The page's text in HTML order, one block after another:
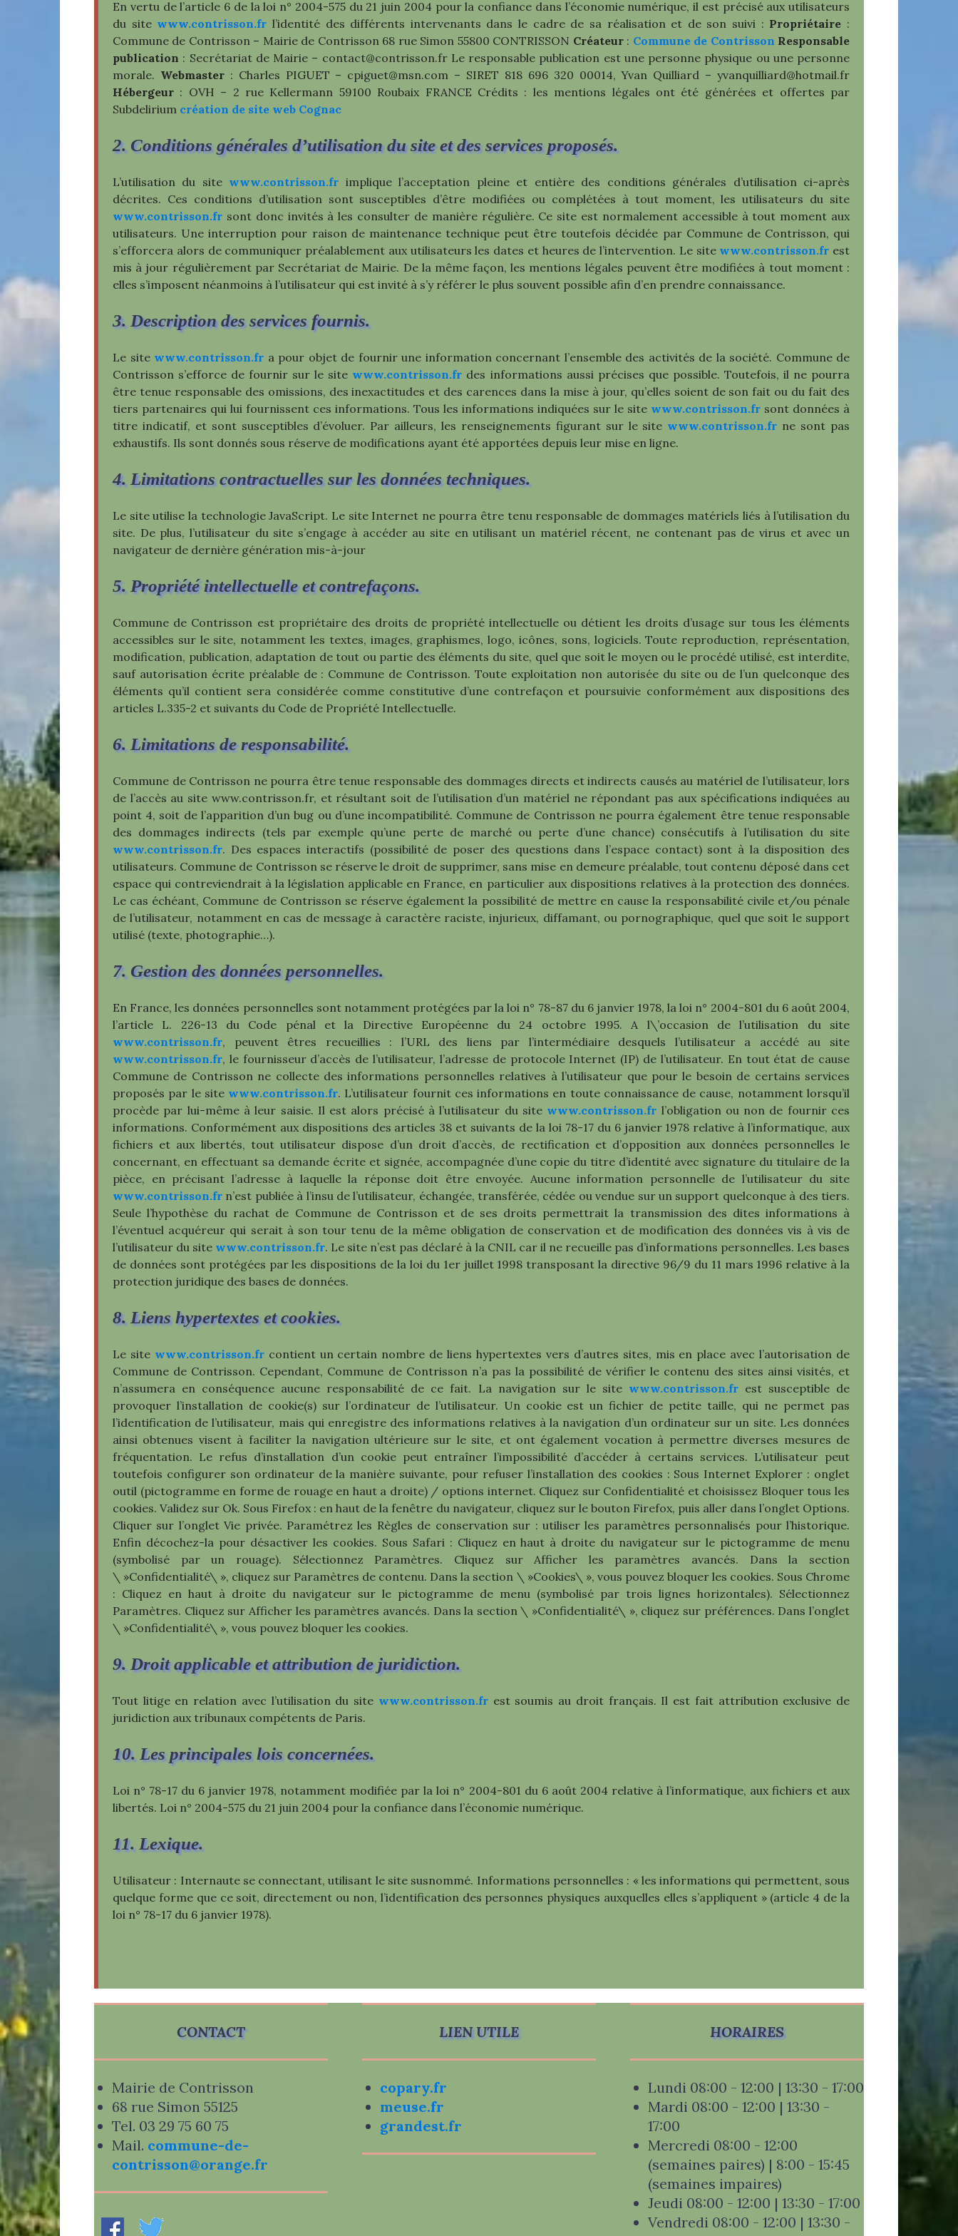
En vertu de l’article 6 de la loi n° 2004-575 du 21 juin 2004 pour la confiance dans l’économie numérique, il est précisé aux utilisateurs
du site www.contrisson.fr l’identité des différents intervenants dans le cadre de sa réalisation et de son suivi : Propriétaire :
Commune de Contrisson – Mairie de Contrisson 68 rue Simon 55800 CONTRISSON Créateur: Commune de Contrisson Responsable
publication : Secrétariat de Mairie – contact@contrisson.fr Le responsable publication est une personne physique ou une personne
morale. Webmaster: Charles PIGUET – cpiguet@msn.com – SIRET 818 696 320 00014, Yvan Quilliard – yvanquilliard@hotmail.fr
Hébergeur : OVH – 2 rue Kellermann 59100 Roubaix FRANCE Crédits : les mentions légales ont été générées et offertes par
Subdelirium création de site web Cognac
2. Conditions générales d’utilisation du site et des services proposés.
L’utilisation du site www.contrisson.fr implique l’acceptation pleine et entière des conditions générales d’utilisation ci-après
décrites. Ces conditions d’utilisation sont susceptibles d’être modifiées ou complétées à tout moment, les utilisateurs du site
www.contrisson.fr sont donc invités à les consulter de manière régulière. Ce site est normalement accessible à tout moment aux
utilisateurs. Une interruption pour raison de maintenance technique peut être toutefois décidée par Commune de Contrisson, qui
s’efforcera alors de communiquer préalablement aux utilisateurs les dates et heures de l’intervention. Le site www.contrisson.fr est
mis à jour régulièrement par Secrétariat de Mairie. De la même façon, les mentions légales peuvent être modifiées à tout moment :
elles s’imposent néanmoins à l’utilisateur qui est invité à s’y référer le plus souvent possible afin d’en prendre connaissance.
3. Description des services fournis.
Le site www.contrisson.fr a pour objet de fournir une information concernant l’ensemble des activités de la société. Commune de
Contrisson s’efforce de fournir sur le site www.contrisson.fr des informations aussi précises que possible. Toutefois, il ne pourra
être tenue responsable des omissions, des inexactitudes et des carences dans la mise à jour, qu’elles soient de son fait ou du fait des
tiers partenaires qui lui fournissent ces informations. Tous les informations indiquées sur le site www.contrisson.fr sont données à
titre indicatif, et sont susceptibles d’évoluer. Par ailleurs, les renseignements figurant sur le site www.contrisson.fr ne sont pas
exhaustifs. Ils sont donnés sous réserve de modifications ayant été apportées depuis leur mise en ligne.
4. Limitations contractuelles sur les données techniques.
Le site utilise la technologie JavaScript. Le site Internet ne pourra être tenu responsable de dommages matériels liés à l’utilisation du
site. De plus, l’utilisateur du site s’engage à accéder au site en utilisant un matériel récent, ne contenant pas de virus et avec un
navigateur de dernière génération mis-à-jour
5. Propriété intellectuelle et contrefaçons.
Commune de Contrisson est propriétaire des droits de propriété intellectuelle ou détient les droits d’usage sur tous les éléments
accessibles sur le site, notamment les textes, images, graphismes, logo, icônes, sons, logiciels. Toute reproduction, représentation,
modification, publication, adaptation de tout ou partie des éléments du site, quel que soit le moyen ou le procédé utilisé, est interdite,
sauf autorisation écrite préalable de : Commune de Contrisson. Toute exploitation non autorisée du site ou de l’un quelconque des
éléments qu’il contient sera considérée comme constitutive d’une contrefaçon et poursuivie conformément aux dispositions des
articles L.335-2 et suivants du Code de Propriété Intellectuelle.
6. Limitations de responsabilité.
Commune de Contrisson ne pourra être tenue responsable des dommages directs et indirects causés au matériel de l’utilisateur, lors
de l’accès au site www.contrisson.fr, et résultant soit de l’utilisation d’un matériel ne répondant pas aux spécifications indiquées au
point 4, soit de l’apparition d’un bug ou d’une incompatibilité. Commune de Contrisson ne pourra également être tenue responsable
des dommages indirects (tels par exemple qu’une perte de marché ou perte d’une chance) consécutifs à l’utilisation du site
www.contrisson.fr. Des espaces interactifs (possibilité de poser des questions dans l’espace contact) sont à la disposition des
utilisateurs. Commune de Contrisson se réserve le droit de supprimer, sans mise en demeure préalable, tout contenu déposé dans cet
espace qui contreviendrait à la législation applicable en France, en particulier aux dispositions relatives à la protection des données.
Le cas échéant, Commune de Contrisson se réserve également la possibilité de mettre en cause la responsabilité civile et/ou pénale
de l’utilisateur, notamment en cas de message à caractère raciste, injurieux, diffamant, ou pornographique, quel que soit le support
utilisé (texte, photographie…).
7. Gestion des données personnelles.
En France, les données personnelles sont notamment protégées par la loi n° 78-87 du 6 janvier 1978, la loi n° 2004-801 du 6 août 2004,
l’article L. 226-13 du Code pénal et la Directive Européenne du 24 octobre 1995. A l\’occasion de l’utilisation du site
www.contrisson.fr, peuvent êtres recueillies : l’URL des liens par l’intermédiaire desquels l’utilisateur a accédé au site
www.contrisson.fr, le fournisseur d’accès de l’utilisateur, l’adresse de protocole Internet (IP) de l’utilisateur. En tout état de cause
Commune de Contrisson ne collecte des informations personnelles relatives à l’utilisateur que pour le besoin de certains services
proposés par le site www.contrisson.fr. L’utilisateur fournit ces informations en toute connaissance de cause, notamment lorsqu’il
procède par lui-même à leur saisie. Il est alors précisé à l’utilisateur du site www.contrisson.fr l’obligation ou non de fournir ces
informations. Conformément aux dispositions des articles 38 et suivants de la loi 78-17 du 6 janvier 1978 relative à l’informatique, aux
fichiers et aux libertés, tout utilisateur dispose d’un droit d’accès, de rectification et d’opposition aux données personnelles le
concernant, en effectuant sa demande écrite et signée, accompagnée d’une copie du titre d’identité avec signature du titulaire de la
pièce, en précisant l’adresse à laquelle la réponse doit être envoyée. Aucune information personnelle de l’utilisateur du site
www.contrisson.fr n’est publiée à l’insu de l’utilisateur, échangée, transférée, cédée ou vendue sur un support quelconque à des tiers.
Seule l’hypothèse du rachat de Commune de Contrisson et de ses droits permettrait la transmission des dites informations à
l’éventuel acquéreur qui serait à son tour tenu de la même obligation de conservation et de modification des données vis à vis de
l’utilisateur du site www.contrisson.fr. Le site n’est pas déclaré à la CNIL car il ne recueille pas d’informations personnelles. Les bases
de données sont protégées par les dispositions de la loi du 1er juillet 1998 transposant la directive 96/9 du 11 mars 1996 relative à la
protection juridique des bases de données.
8. Liens hypertextes et cookies.
Le site www.contrisson.frcontient un certain nombre de liens hypertextes vers d’autres sites, mis en place avec l’autorisation de
Commune de Contrisson. Cependant, Commune de Contrisson n’a pas la possibilité de vérifier le contenu des sites ainsi visités, et
n’assumera en conséquence aucune responsabilité de ce fait. La navigation sur le site www.contrisson.frest susceptible de
provoquer l’installation de cookie(s) sur l’ordinateur de l’utilisateur. Un cookie est un fichier de petite taille, qui ne permet pas
l’identification de l’utilisateur, mais qui enregistre des informations relatives à la navigation d’un ordinateur sur un site. Les données
ainsi obtenues visent à faciliter la navigation ultérieure sur le site, et ont également vocation à permettre diverses mesures de
fréquentation. Le refus d’installation d’un cookie peut entraîner l’impossibilité d’accéder à certains services. L’utilisateur peut
toutefois configurer son ordinateur de la manière suivante, pour refuser l’installation des cookies : Sous Internet Explorer : onglet
outil (pictogramme en forme de rouage en haut a droite) / options internet. Cliquez sur Confidentialité et choisissez Bloquer tous les
cookies. Validez sur Ok. Sous Firefox : en haut de la fenêtre du navigateur, cliquez sur le bouton Firefox, puis aller dans l’onglet Options.
Cliquer sur l’onglet Vie privée. Paramétrez les Règles de conservation sur : utiliser les paramètres personnalisés pour l’historique.
Enfin décochez-la pour désactiver les cookies. Sous Safari : Cliquez en haut à droite du navigateur sur le pictogramme de menu
(symbolisé par un rouage). Sélectionnez Paramètres. Cliquez sur Afficher les paramètres avancés. Dans la section
\ »Confidentialité\ », cliquez sur Paramètres de contenu. Dans la section \ »Cookies\ », vous pouvez bloquer les cookies. Sous Chrome
: Cliquez en haut à droite du navigateur sur le pictogramme de menu (symbolisé par trois lignes horizontales). Sélectionnez
Paramètres. Cliquez sur Afficher les paramètres avancés. Dans la section \ »Confidentialité\ », cliquez sur préférences. Dans l’onglet
\ »Confidentialité\ », vous pouvez bloquer les cookies.
9. Droit applicable et attribution de juridiction.
Tout litige en relation avec l’utilisation du site www.contrisson.frest soumis au droit français. Il est fait attribution exclusive de
juridiction aux tribunaux compétents de Paris.
10. Les principales lois concernées.
Loi n° 78-17 du 6 janvier 1978, notamment modifiée par la loi n° 2004-801 du 6 août 2004 relative à l’informatique, aux fichiers et aux
libertés. Loi n° 2004-575 du 21 juin 2004 pour la confiance dans l’économie numérique.
11. Lexique.
Utilisateur : Internaute se connectant, utilisant le site susnommé. Informations personnelles : « les informations qui permettent, sous
quelque forme que ce soit, directement ou non, l’identification des personnes physiques auxquelles elles s’appliquent » (article 4 de la
loi n° 78-17 du 6 janvier 1978).
CONTACT
Mairie de Contrisson
68 rue Simon 55125
Tel. 03 29 75 60 75
Mail. commune-de-
contrisson@orange.fr
LIEN UTILE
copary.fr
meuse.fr
grandest.fr
HORAIRES
Lundi 08:00 - 12:00 | 13:30 - 17:00
Mardi 08:00 - 12:00 | 13:30 -
17:00
Mercredi 08:00 - 12:00
(semaines paires) | 8:00 - 15:45
(semaines impaires)
Jeudi 08:00 - 12:00 | 13:30 - 17:00
Vendredi 08:00 - 12:00 | 13:30 -